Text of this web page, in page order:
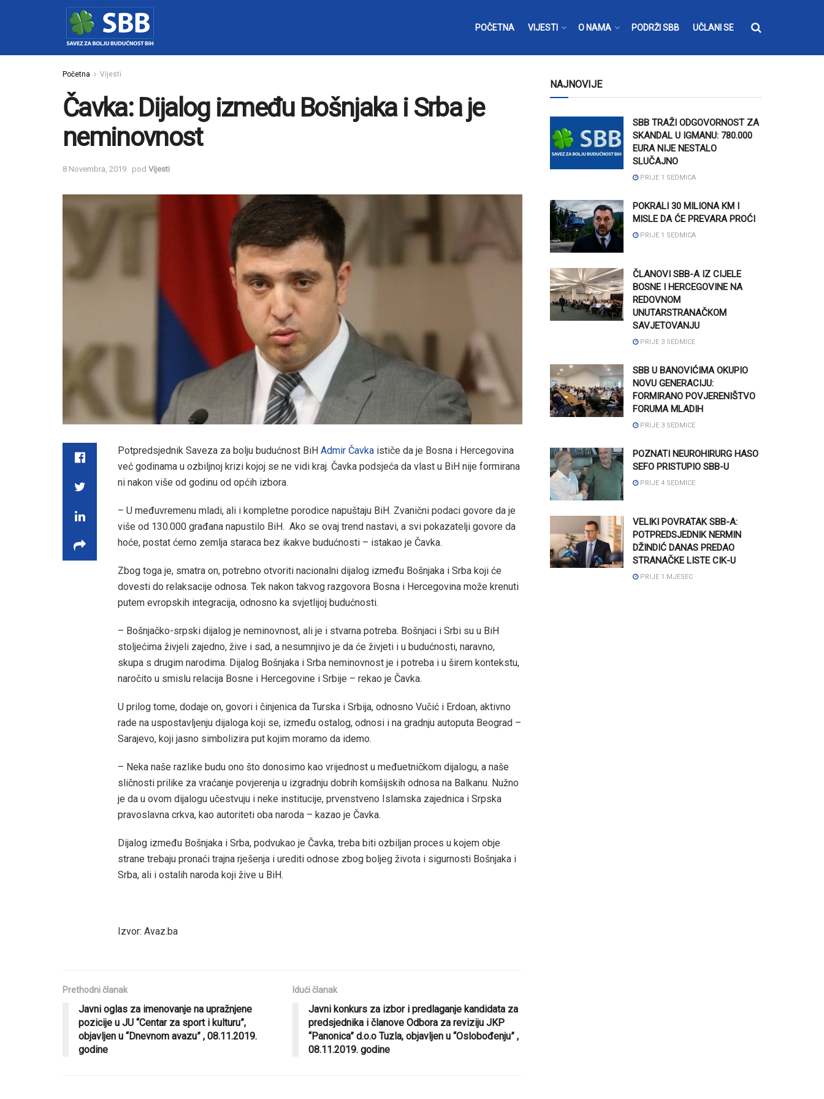
POČETNA VIJESTI O NAMA PODRŽI SBB UČLANI SE
Početna Vijesti
Čavka: Dijalog između Bošnjaka i Srba je
neminovnost
8 Novembra, 2019 pod Vijesti
Potpredsjednik Saveza za bolju budućnost BiH Admir Čavka ističe da je Bosna i Hercegovina
već godinama u ozbiljnoj krizi kojoj se ne vidi kraj. Čavka podsjeća da vlast u BiH nije formirana
ni nakon više od godinu od općih izbora.
– U međuvremenu mladi, ali i kompletne porodice napuštaju BiH. Zvanični podaci govore da je
više od 130.000 građana napustilo BiH. Ako se ovaj trend nastavi, a svi pokazatelji govore da
hoće, postat ćemo zemlja staraca bez ikakve budućnosti – istakao je Čavka.
Zbog toga je, smatra on, potrebno otvoriti nacionalni dijalog između Bošnjaka i Srba koji će
dovesti do relaksacije odnosa. Tek nakon takvog razgovora Bosna i Hercegovina može krenuti
putem evropskih integracija, odnosno ka svjetlijoj budućnosti.
– Bošnjačko-srpski dijalog je neminovnost, ali je i stvarna potreba. Bošnjaci i Srbi su u BiH
stoljećima živjeli zajedno, žive i sad, a nesumnjivo je da će živjeti i u budućnosti, naravno,
skupa s drugim narodima. Dijalog Bošnjaka i Srba neminovnost je i potreba i u širem kontekstu,
naročito u smislu relacija Bosne i Hercegovine i Srbije – rekao je Čavka.
U prilog tome, dodaje on, govori i činjenica da Turska i Srbija, odnosno Vučić i Erdoan, aktivno
rade na uspostavljenju dijaloga koji se, između ostalog, odnosi i na gradnju autoputa Beograd –
Sarajevo, koji jasno simbolizira put kojim moramo da idemo.
– Neka naše razlike budu ono što donosimo kao vrijednost u međuetničkom dijalogu, a naše
sličnosti prilike za vraćanje povjerenja u izgradnju dobrih komšijskih odnosa na Balkanu. Nužno
je da u ovom dijalogu učestvuju i neke institucije, prvenstveno Islamska zajednica i Srpska
pravoslavna crkva, kao autoriteti oba naroda – kazao je Čavka.
Dijalog između Bošnjaka i Srba, podvukao je Čavka, treba biti ozbiljan proces u kojem obje
strane trebaju pronaći trajna rješenja i urediti odnose zbog boljeg života i sigurnosti Bošnjaka i
Srba, ali i ostalih naroda koji žive u BiH.
Izvor: Avaz.ba
Prethodni članak
Javni oglas za imenovanje na upražnjene
pozicije u JU “Centar za sport i kulturu”,
objavljen u “Dnevnom avazu” , 08.11.2019.
godine
Idući članak
Javni konkurs za izbor i predlaganje kandidata za
predsjednika i članove Odbora za reviziju JKP
“Panonica” d.o.o Tuzla, objavljen u “Oslobođenju” ,
08.11.2019. godine
NAJNOVIJE
SBB TRAŽI ODGOVORNOST ZA
SKANDAL U IGMANU: 780.000
EURA NIJE NESTALO
SLUČAJNO
PRIJE 1 SEDMICA
POKRALI 30 MILIONA KM I
MISLE DA ĆE PREVARA PROĆI
PRIJE 1 SEDMICA
ČLANOVI SBB-A IZ CIJELE
BOSNE I HERCEGOVINE NA
REDOVNOM
UNUTARSTRANAČKOM
SAVJETOVANJU
PRIJE 3 SEDMICE
SBB U BANOVIĆIMA OKUPIO
NOVU GENERACIJU:
FORMIRANO POVJERENIŠTVO
FORUMA MLADIH
PRIJE 3 SEDMICE
POZNATI NEUROHIRURG HASO
SEFO PRISTUPIO SBB-U
PRIJE 4 SEDMICE
VELIKI POVRATAK SBB-A:
POTPREDSJEDNIK NERMIN
DŽINDIĆ DANAS PREDAO
STRANAČKE LISTE CIK-U
PRIJE 1 MJESEC